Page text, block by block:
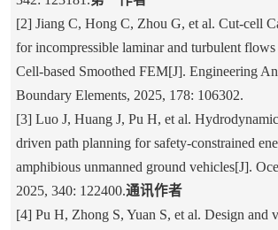
[2] Jiang C, Hong C, Zhou G, et al. Cut-cell
for incompressible laminar and turbulent flows
Cell-based Smoothed FEM[J]. Engineering
Boundary Elements, 2025, 178: 106302.
[3] Luo J, Huang J, Pu H, et al.
driven path planning for safety-constrained
amphibious unmanned ground vehicles[J].
2025, 340: 122400.通讯作者
[4] Pu H, Zhong S, Yuan S, et al. Design and